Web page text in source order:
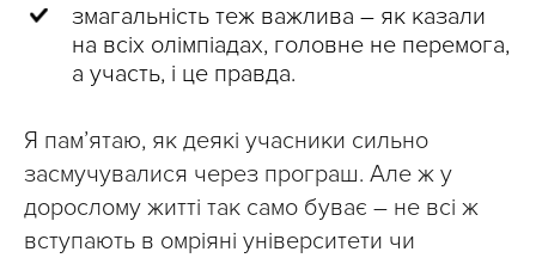
змагальність теж важлива – як казали
на всіх олімпіадах, головне не перемога,
а участь, і це правда.
Я пам’ятаю, як деякі учасники сильно
засмучувалися через програш. Але ж у
дорослому житті так само буває – не всі ж
вступають в омріяні університети чи